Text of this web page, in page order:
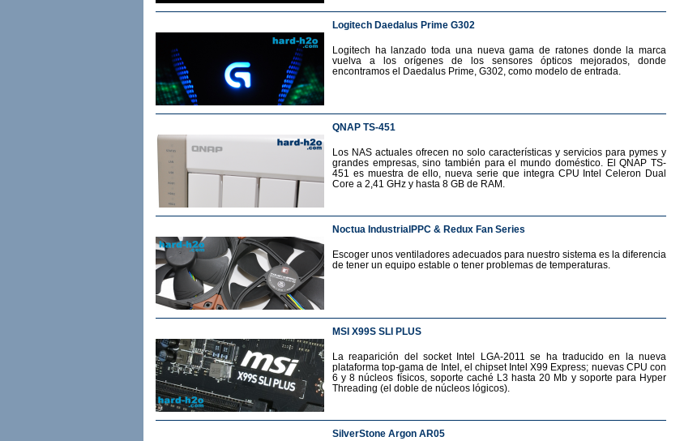
Logitech Daedalus Prime G302
Logitech ha lanzado toda una nueva gama de ratones donde la marca
vuelva a los orígenes de los sensores ópticos mejorados, donde
encontramos el Daedalus Prime, G302, como modelo de entrada.
QNAP TS-451
Los NAS actuales ofrecen no solo características y servicios para pymes y
grandes empresas, sino también para el mundo doméstico. El QNAP TS-
451 es muestra de ello, nueva serie que integra CPU Intel Celeron Dual
Core a 2,41 GHz y hasta 8 GB de RAM.
Noctua IndustrialPPC & Redux Fan Series
Escoger unos ventiladores adecuados para nuestro sistema es la diferencia
de tener un equipo estable o tener problemas de temperaturas.
MSI X99S SLI PLUS
La reaparición del socket Intel LGA-2011 se ha traducido en la nueva
plataforma top-gama de Intel, el chipset Intel X99 Express; nuevas CPU con
6 y 8 núcleos físicos, soporte caché L3 hasta 20 Mb y soporte para Hyper
Threading (el doble de núcleos lógicos).
SilverStone Argon AR05